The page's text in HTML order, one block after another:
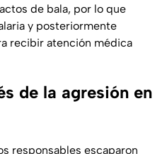
de bala, por lo que
y posteriormente
recibir atención médica
de la agresión en
responsables escaparon